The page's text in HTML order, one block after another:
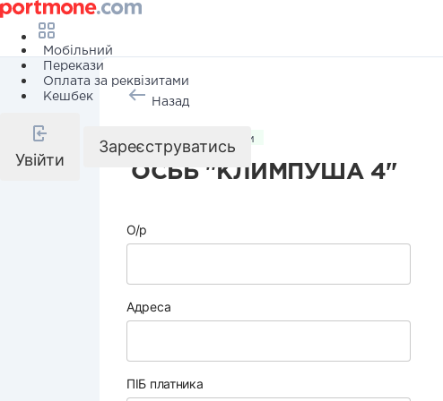
Мобільний
Перекази
Оплата за реквізитами
Кешбек
Увійти
Зареєструватись
Назад
Комунальні послуги
ОСББ "КЛИМПУША 4"
О/р
Адреса
ПІБ платника